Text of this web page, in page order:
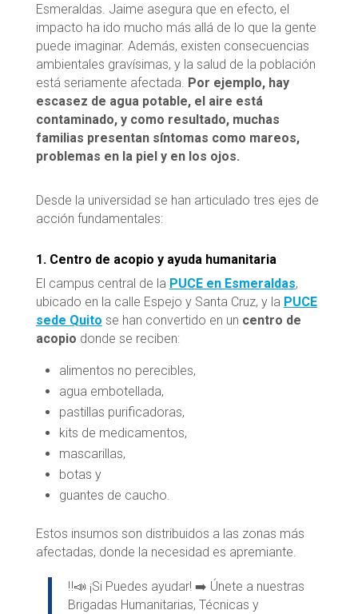
Esmeraldas. Jaime asegura que en efecto, el
impacto ha ido mucho más allá de lo que la gente
puede imaginar. Además, existen consecuencias
ambientales gravísimas, y la salud de la población
está seriamente afectada. Por ejemplo, hay
escasez de agua potable, el aire está
contaminado, y como resultado, muchas
familias presentan síntomas como mareos,
problemas en la piel y en los ojos.
Desde la universidad se han articulado tres ejes de
acción fundamentales:
1. Centro de acopio y ayuda humanitaria
El campus central de la PUCE en Esmeraldas,
ubicado en la calle Espejo y Santa Cruz, y la PUCE
sede Quito se han convertido en un centro de
acopio donde se reciben:
alimentos no perecibles,
agua embotellada,
pastillas purificadoras,
kits de medicamentos,
mascarillas,
botas y
guantes de caucho.
Estos insumos son distribuidos a las zonas más
afectadas, donde la necesidad es apremiante.
‼️📣 ¡Si Puedes ayudar! ➡️ Únete a nuestras
Brigadas Humanitarias, Técnicas y